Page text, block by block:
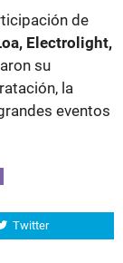
de
Electrolight,
su
la
eventos
Twitter